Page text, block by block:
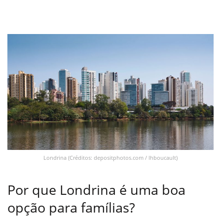
Londrina (Créditos: depositphotos.com / lhboucault)
Por que Londrina é uma boa
opção para famílias?